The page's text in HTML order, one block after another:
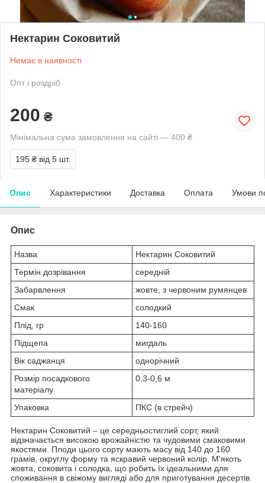
Нектарин Соковитий
Немає в наявності
Опт і роздріб
200 ₴
Мінімальна сума замовлення на сайті — 400 ₴
195 ₴ від 5 шт.
Опис Характеристики Доставка Оплата Умови
Опис
Назва
Нектарин Соковитий
Термін дозрівання
середній
Забарвлення
жовте, з червоним румянцев
Смак
солодкий
Плід, гр
140-160
Підщепа
мигдаль
Вік саджанця
однорічний
Розмір посадкового
матеріалу
0,3-0,6 м
Упаковка ПКС (в стрейч)
Нектарин Соковитий – це середньостиглий сорт, який
відзначається високою врожайністю та чудовими смаковими
якостями. Плоди цього сорту мають масу від 140 до 160
грамів, округлу форму та яскравий червоний колір. М'якоть
жовта, соковита і солодка, що робить їх ідеальними для
споживання в свіжому вигляді або для приготування десертів.